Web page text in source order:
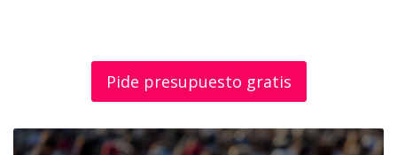
Pide presupuesto gratis